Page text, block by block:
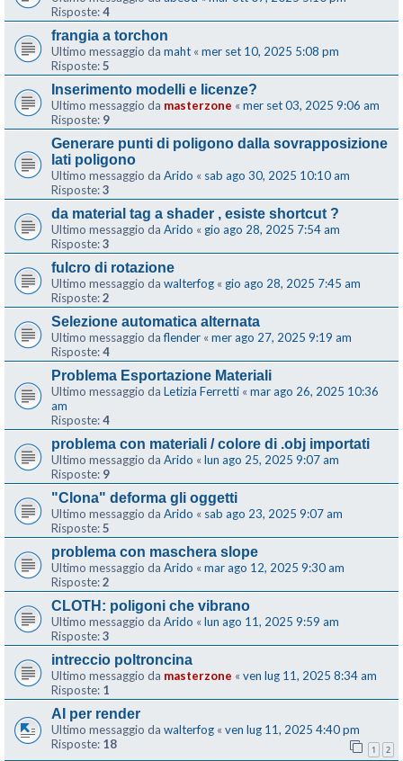
Risposte:4
frangia a torchon
Ultimo messaggio da maht « mer set 10, 2025 5:08 pm
Risposte:5
Inserimento modelli e licenze?
Ultimo messaggio da masterzone « mer set 03, 2025 9:06 am
Risposte: 9
Generare punti di poligono dalla sovrapposizione
lati poligono
Ultimo messaggio da Arido « sab ago 30, 2025 10:10 am
Risposte:3
da material tag a shader , esiste shortcut ?
Ultimo messaggio da Arido « gio ago 28, 2025 7:54 am
Risposte:3
fulcro di rotazione
Ultimo messaggio da walterfog « gio ago 28, 2025 7:45 am
Risposte:2
Selezione automatica alternata
Ultimo messaggio daflender « mer ago 27, 2025 9:19 am
Risposte:4
Problema Esportazione Materiali
Ultimo messaggio da Letizia Ferretti « mar ago 26, 2025 10:36
am
Risposte:4
problema con materiali / colore di .obj importati
Ultimo messaggio da Arido « lun ago 25, 2025 9:07 am
Risposte: 9
"Clona" deforma gli oggetti
Ultimo messaggio da Arido « sab ago 23, 2025 9:07 am
Risposte:5
problema con maschera slope
Ultimo messaggio da Arido « mar ago 12, 2025 9:30 am
Risposte:2
CLOTH: poligoni che vibrano
Ultimo messaggio da Arido « lun ago 11, 2025 9:59 am
Risposte:3
intreccio poltroncina
Ultimo messaggio da masterzone « ven lug 11, 2025 8:34 am
Risposte: 1
AI per render
Ultimo messaggio da walterfog « ven lug 11, 2025 4:40 pm
Risposte: 18 1 2